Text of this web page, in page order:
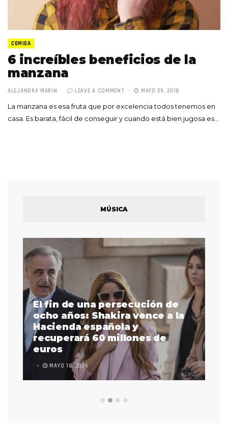
COMIDA
6 increíbles beneficios de la
manzana
ALEJANDRA MARÍN LEAVE A COMMENT MAYO 29, 2018
La manzana es esa fruta que por excelencia todos tenemos en
casa. Es barata, fácil de conseguir y cuando está bien jugosa es…
MÚSICA
El fin de una persecución de
ocho años: Shakira vence a la
Hacienda española y
recuperará 60 millones de
euros
MAYO 18, 2026